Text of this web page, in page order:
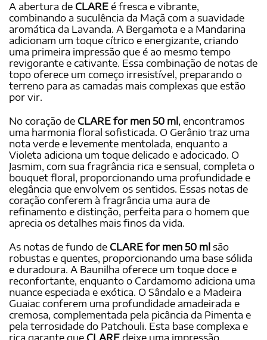
A abertura de CLARE é fresca e vibrante,
combinando a suculência da Maçã com a suavidade
aromática da Lavanda. A Bergamota e a Mandarina
adicionam um toque cítrico e energizante, criando
uma primeira impressão que é ao mesmo tempo
revigorante e cativante. Essa combinação de notas de
topo oferece um começo irresistível, preparando o
terreno para as camadas mais complexas que estão
por vir.
No coração de CLARE for men 50 ml , encontramos
uma harmonia floral sofisticada. O Gerânio traz uma
nota verde e levemente mentolada, enquanto a
Violeta adiciona um toque delicado e adocicado. O
Jasmim, com sua fragrância rica e sensual, completa o
bouquet floral, proporcionando uma profundidade e
elegância que envolvem os sentidos. Essas notas de
coração conferem à fragrância uma aura de
refinamento e distinção, perfeita para o homem que
aprecia os detalhes mais finos da vida.
As notas de fundo de CLARE for men 50 ml são
robustas e quentes, proporcionando uma base sólida
e duradoura. A Baunilha oferece um toque doce e
reconfortante, enquanto o Cardamomo adiciona uma
nuance especiada e exótica. O Sândalo e a Madeira
Guaiac conferem uma profundidade amadeirada e
cremosa, complementada pela picância da Pimenta e
pela terrosidade do Patchouli. Esta base complexa e